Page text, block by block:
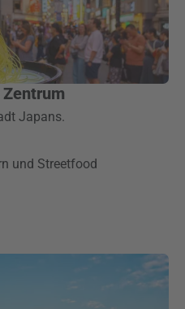
Japans.
und Streetfood